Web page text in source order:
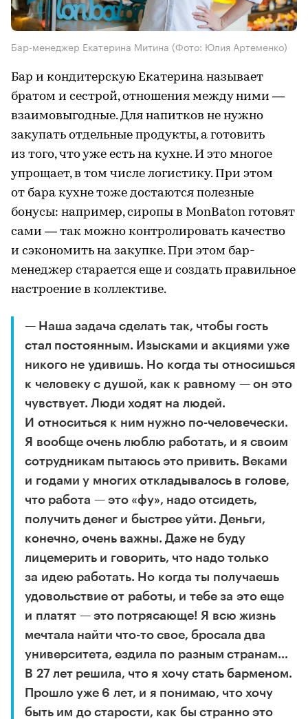
Бар-менеджер Екатерина Митина (Фото: Юлия Артеменко)
Бар и кондитерскую Екатерина называет
братом и сестрой, отношения между ними —
взаимовыгодные. Для напитков не нужно
закупать отдельные продукты, а готовить
из того, что уже есть на кухне. И это многое
упрощает, в том числе логистику. При этом
от бара кухне тоже достаются полезные
бонусы: например, сиропы в MonBaton готовят
сами — так можно контролировать качество
и сэкономить на закупке. При этом бар-
менеджер старается еще и создать правильное
настроение в коллективе.
— Наша задача сделать так, чтобы гость
стал постоянным. Изысками и акциями уже
никого не удивишь. Но когда ты относишься
к человеку с душой, как к равному — он это
чувствует. Люди ходят на людей.
И относиться к ним нужно по-человечески.
Я вообще очень люблю работать, и я своим
сотрудникам пытаюсь это привить. Веками
и годами у многих откладывалось в голове,
что работа — это «фу», надо отсидеть,
получить денег и быстрее уйти. Деньги,
конечно, очень важны. Даже не буду
лицемерить и говорить, что надо только
за идею работать. Но когда ты получаешь
удовольствие от работы, и тебе за это еще
и платят — это потрясающе! Я всю жизнь
мечтала найти что-то свое, бросала два
университета, ездила по разным странам…
В 27 лет решила, что я хочу стать барменом.
Прошло уже 6 лет, и я понимаю, что хочу
быть им до старости, как бы странно это